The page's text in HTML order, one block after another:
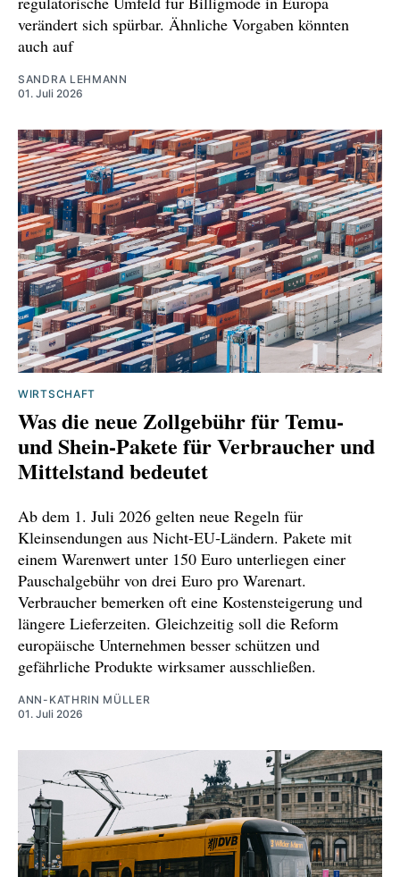
verändert sich spürbar. Ähnliche Vorgaben könnten
auch auf
SANDRA LEHMANN
01. Juli 2026
WIRTSCHAFT
Was die neue Zollgebühr für Temu‑
und Shein‑Pakete für Verbraucher und
Mittelstand bedeutet
Ab dem 1. Juli 2026 gelten neue Regeln für
Kleinsendungen aus Nicht‑EU‑Ländern. Pakete mit
einem Warenwert unter 150 Euro unterliegen einer
Pauschalgebühr von drei Euro pro Warenart.
Verbraucher bemerken oft eine Kostensteigerung und
längere Lieferzeiten. Gleichzeitig soll die Reform
europäische Unternehmen besser schützen und
gefährliche Produkte wirksamer ausschließen.
ANN-KATHRIN MÜLLER
01. Juli 2026